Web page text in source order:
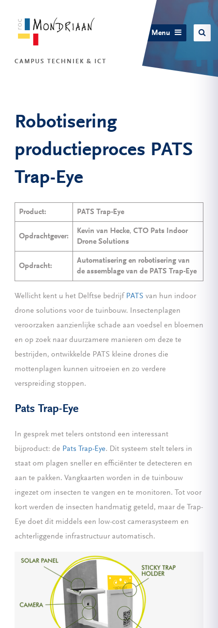
CAMPUS TECHNIEK & ICT
Menu
Robotisering
productieproces PATS
Trap-Eye
Product: PATS Trap-Eye
Opdrachtgever:
Kevin van Hecke, CTO Pats Indoor
Drone Solutions
Opdracht:
Automatisering en robotisering van
de assemblage van de PATS Trap-Eye
Wellicht kent u het Delftse bedrijf PATS van hun indoor
drone solutions voor de tuinbouw. Insectenplagen
veroorzaken aanzienlijke schade aan voedsel en bloemen
en op zoek naar duurzamere manieren om deze te
bestrijden, ontwikkelde PATS kleine drones die
mottenplagen kunnen uitroeien en zo verdere
verspreiding stoppen.
Pats Trap-Eye
In gesprek met telers ontstond een interessant
bijproduct: de Pats Trap-Eye. Dit systeem stelt telers in
staat om plagen sneller en efficiënter te detecteren en
aan te pakken. Vangkaarten worden in de tuinbouw
ingezet om insecten te vangen en te monitoren. Tot voor
kort werden de insecten handmatig geteld, maar de Trap-
Eye doet dit middels een low-cost camerasysteem en
achterliggende infrastructuur automatisch.